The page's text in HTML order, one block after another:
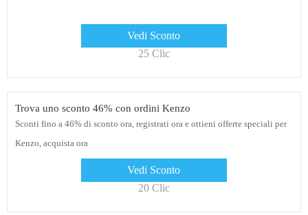
Vedi Sconto
25 Clic
Trova uno sconto 46% con ordini Kenzo
Sconti fino a 46% di sconto ora, registrati ora e ottieni offerte speciali per
Kenzo, acquista ora
Vedi Sconto
20 Clic